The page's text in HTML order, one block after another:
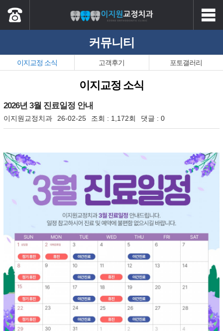
커뮤니티
이지교정 소식 고객후기 포토갤러리
이지교정 소식
2026년 3월 진료일정 안내
이지원교정치과 26-02-25 조회 : 1,172회 댓글 : 0